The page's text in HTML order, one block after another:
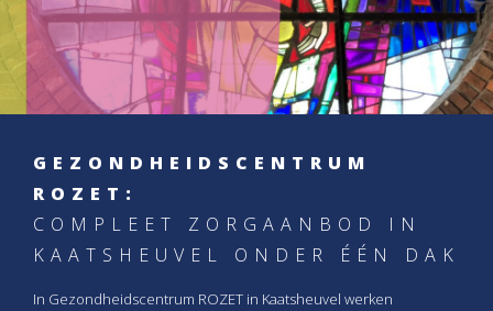
GEZONDHEIDSCENTRUM
ROZET:
COMPLEET ZORGAANBOD IN
KAATSHEUVEL ONDER ÉÉN DAK
In Gezondheidscentrum ROZET in Kaatsheuvel werken